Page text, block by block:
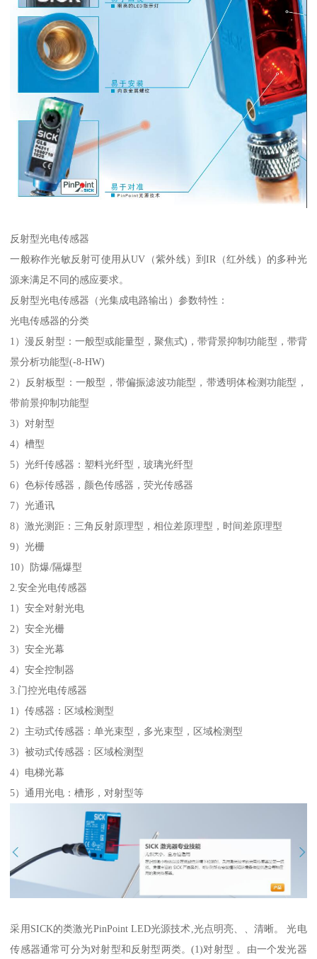
反射型光电传感器
一般称作光敏反射可使用从UV（紫外线）到IR（红外线）的多种光
源来满足不同的感应要求。
反射型光电传感器（光集成电路输出）参数特性：
光电传感器的分类
1）漫反射型：一般型或能量型，聚焦式)，带背景抑制功能型，带背
景分析功能型(-8-HW)
2）反射板型：一般型，带偏振滤波功能型，带透明体检测功能型，
带前景抑制功能型
3）对射型
4）槽型
5）光纤传感器：塑料光纤型，玻璃光纤型
6）色标传感器，颜色传感器，荧光传感器
7）光通讯
8）激光测距：三角反射原理型，相位差原理型，时间差原理型
9）光栅
10）防爆/隔爆型
2.安全光电传感器
1）安全对射光电
2）安全光栅
3）安全光幕
4）安全控制器
3.门控光电传感器
1）传感器：区域检测型
2）主动式传感器：单光束型，多光束型，区域检测型
3）被动式传感器：区域检测型
4）电梯光幕
5）通用光电：槽形，对射型等
采用SICK的类激光PinPoint LED光源技术,光点明亮、、清晰。 光电
传感器通常可分为对射型和反射型两类。(1)对射型 。由一个发光器